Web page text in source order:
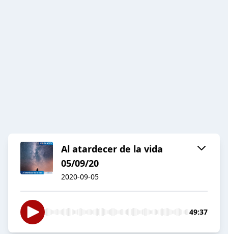
Al atardecer de la vida
05/09/20
2020-09-05
49:37